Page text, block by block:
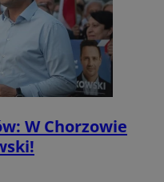
W Chorzowie